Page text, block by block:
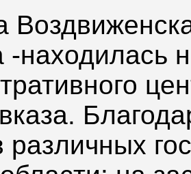
находилась
различных